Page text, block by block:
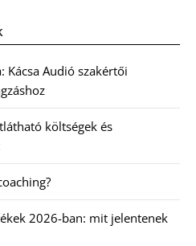
Kácsa Audió szakértői
költségek és
2026-ban: mit jelentenek